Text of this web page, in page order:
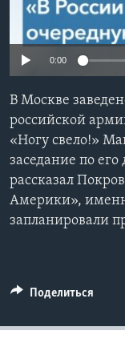
Learning English
Языки
0:00
В Москве
российской
«Ногу свело!»
заседание по
рассказал
Америки»,
запланировали
Поделиться